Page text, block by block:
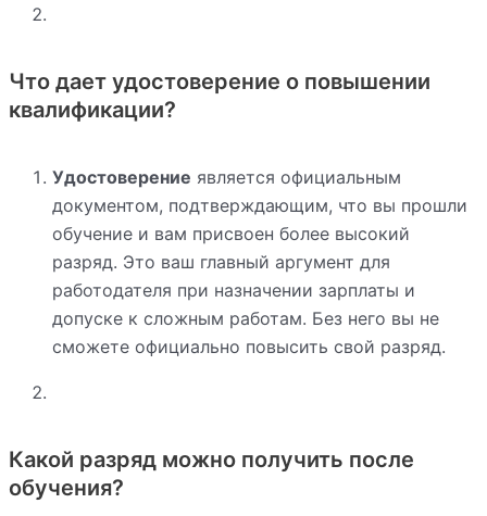
Что дает удостоверение о повышении
квалификации?
Удостоверение является официальным
документом, подтверждающим, что вы прошли
обучение и вам присвоен более высокий
разряд. Это ваш главный аргумент для
работодателя при назначении зарплаты и
допуске к сложным работам. Без него вы не
сможете официально повысить свой разряд.
Какой разряд можно получить после
обучения?